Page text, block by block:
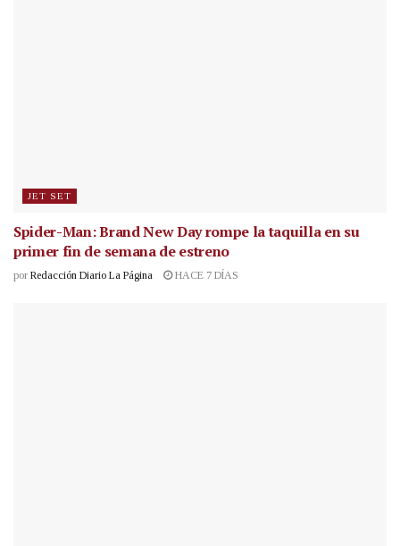
JET SET
Spider-Man: Brand New Day rompe la taquilla en su
primer fin de semana de estreno
por Redacción Diario La Página HACE 7 DÍAS